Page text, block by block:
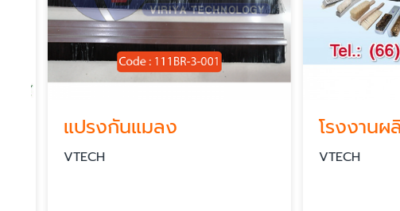
แปรงกันแมลง
VTECH VTECH